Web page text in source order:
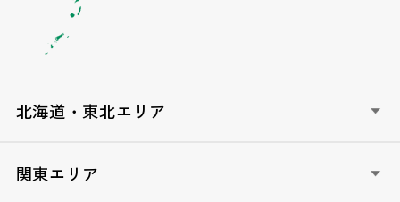
北海道・東北エリア
HOKKAIDO政治塾（北海道）
関東エリア